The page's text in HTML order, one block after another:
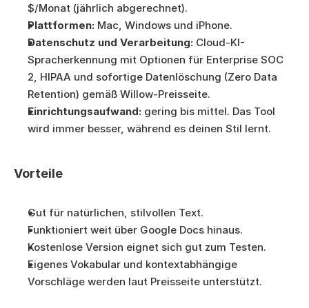
$/Monat (jährlich abgerechnet).
Plattformen: Mac, Windows und iPhone.
Datenschutz und Verarbeitung: Cloud-KI-
Spracherkennung mit Optionen für Enterprise SOC
2, HIPAA und sofortige Datenlöschung (Zero Data
Retention) gemäß Willow-Preisseite.
Einrichtungsaufwand: gering bis mittel. Das Tool
wird immer besser, während es deinen Stil lernt.
Vorteile
Gut für natürlichen, stilvollen Text.
Funktioniert weit über Google Docs hinaus.
Kostenlose Version eignet sich gut zum Testen.
Eigenes Vokabular und kontextabhängige
Vorschläge werden laut Preisseite unterstützt.